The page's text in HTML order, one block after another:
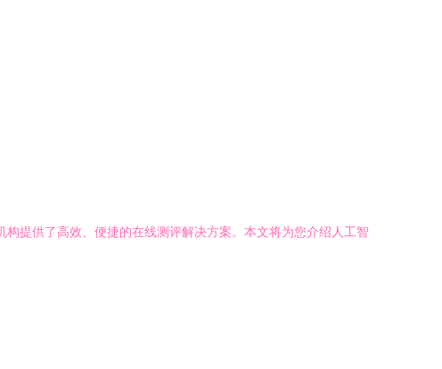
提供了高效、便捷的在线测评解决方案。本文将为您介绍人工智